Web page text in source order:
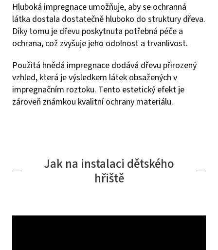
Hluboká impregnace umožňuje, aby se ochranná
látka dostala dostatečně hluboko do struktury dřeva.
Díky tomu je dřevu poskytnuta potřebná péče a
ochrana, což zvyšuje jeho odolnost a trvanlivost.
Použitá hnědá impregnace dodává dřevu přirozený
vzhled, která je výsledkem látek obsažených v
impregnačním roztoku. Tento estetický efekt je
zároveň známkou kvalitní ochrany materiálu.
Jak na instalaci dětského
hřiště